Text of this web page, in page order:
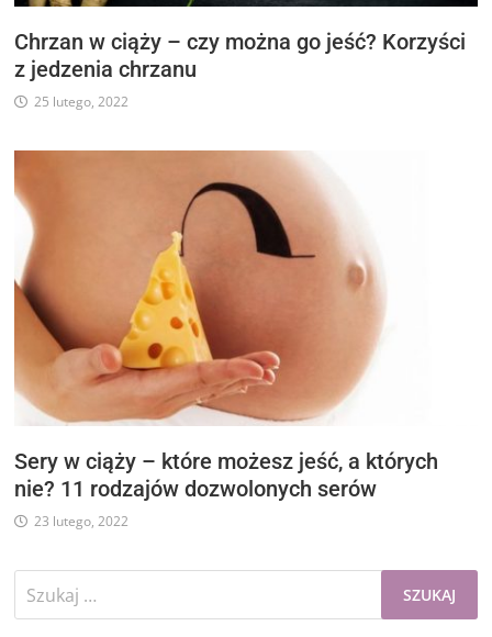
Chrzan w ciąży – czy można go jeść? Korzyści
z jedzenia chrzanu
25 lutego, 2022
Sery w ciąży – które możesz jeść, a których
nie? 11 rodzajów dozwolonych serów
23 lutego, 2022
Szukaj: